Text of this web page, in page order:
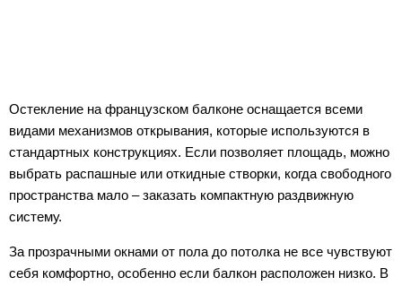
Остекление на французском балконе оснащается всеми
видами механизмов открывания, которые используются в
стандартных конструкциях. Если позволяет площадь, можно
выбрать распашные или откидные створки, когда свободного
пространства мало – заказать компактную раздвижную
систему.
За прозрачными окнами от пола до потолка не все чувствуют
себя комфортно, особенно если балкон расположен низко. В